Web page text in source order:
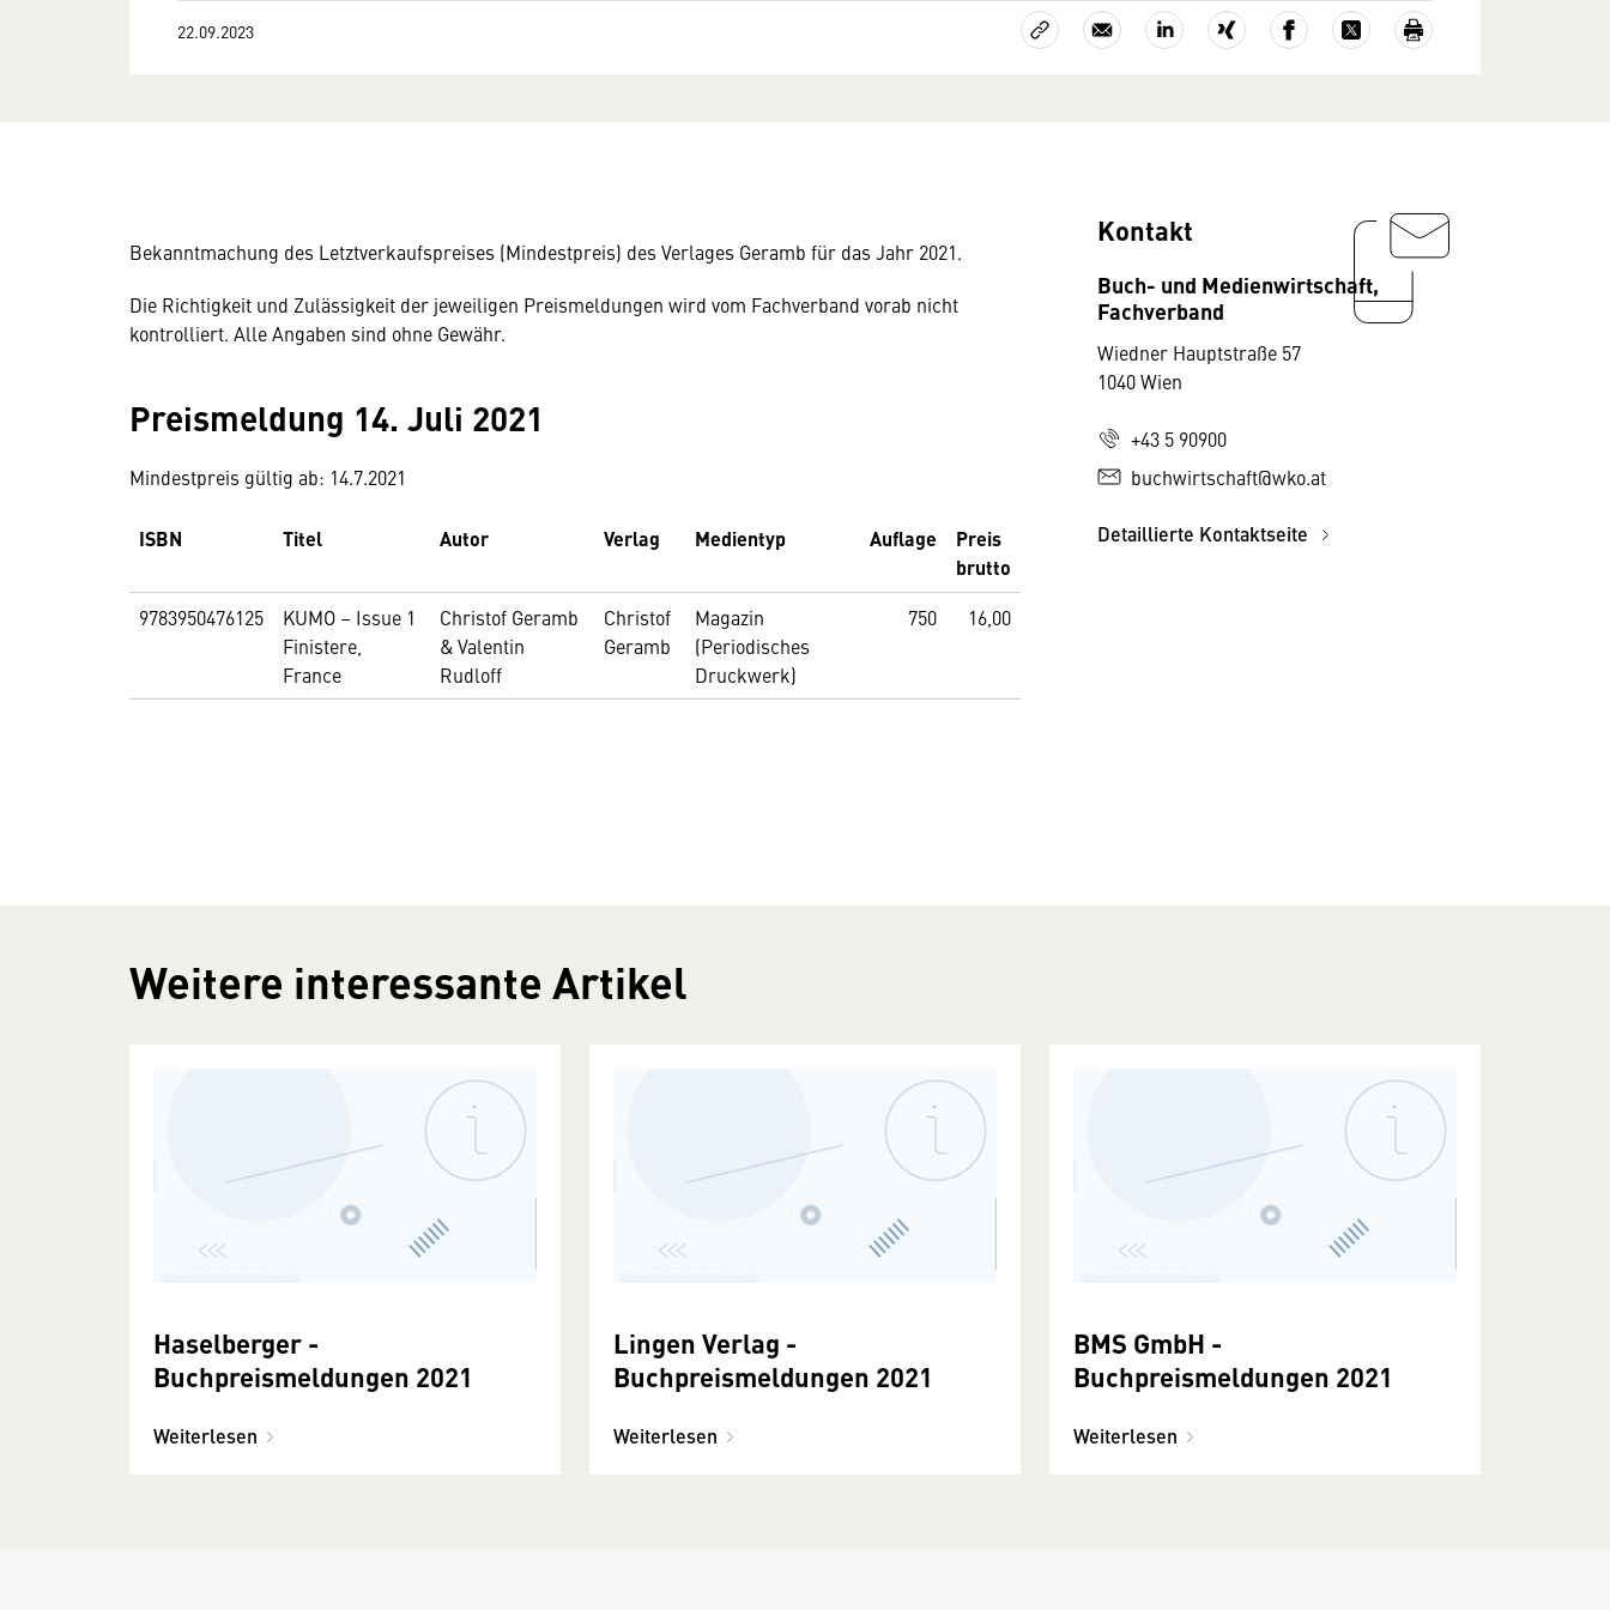
22.09.2023
Bekanntmachung des Letztverkaufspreises (Mindestpreis) des Verlages Geramb für das Jahr 2021.
Die Richtigkeit und Zulässigkeit der jeweiligen Preismeldungen wird vom Fachverband vorab nicht
kontrolliert. Alle Angaben sind ohne Gewähr.
Preismeldung 14. Juli 2021
Mindestpreis gültig ab: 14.7.2021
ISBN Titel Autor Verlag Medientyp Auflage
Preis
brutto
9783950476125
KUMO – Issue 1
Finistere,
France
Christof Geramb
& Valentin
Rudloff
Christof
Geramb
Magazin
(Periodisches
Druckwerk)
750 16,00
Kontakt
Buch- und Medienwirtschaft,
Fachverband
Wiedner Hauptstraße 57
1040 Wien
+43 5 90900
buchwirtschaft@wko.at
Detaillierte Kontaktseite
Weitere interessante Artikel
Haselberger -
Buchpreismeldungen 2021
Weiterlesen
Lingen Verlag -
Buchpreismeldungen 2021
Weiterlesen
BMS GmbH -
Buchpreismeldungen 2021
Weiterlesen